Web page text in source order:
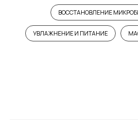
ВОССТАНОВЛЕНИЕ
УВЛАЖНЕНИЕ И ПИТАНИЕ